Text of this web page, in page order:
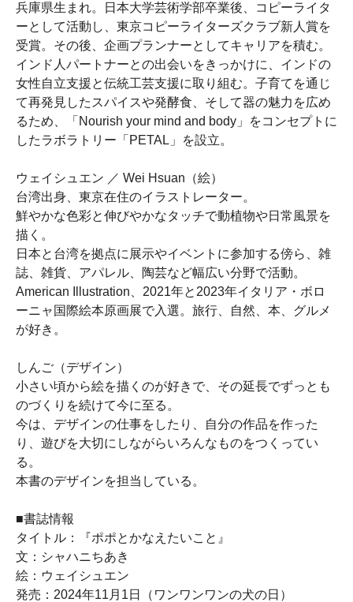
兵庫県生まれ。日本大学芸術学部卒業後、コピーライタ
ーとして活動し、東京コピーライターズクラブ新人賞を
受賞。その後、企画プランナーとしてキャリアを積む。
インド人パートナーとの出会いをきっかけに、インドの
女性自立支援と伝統工芸支援に取り組む。子育てを通じ
て再発見したスパイスや発酵食、そして器の魅力を広め
るため、「Nourish your mind and body」をコンセプトに
したラボラトリー「PETAL」を設立。
ウェイシュエン ／ Wei Hsuan（絵）
台湾出身、東京在住のイラストレーター。
鮮やかな色彩と伸びやかなタッチで動植物や日常風景を
描く。
日本と台湾を拠点に展示やイベントに参加する傍ら、雑
誌、雑貨、アパレル、陶芸など幅広い分野で活動。
American Illustration、2021年と2023年イタリア・ボロ
ーニャ国際絵本原画展で入選。旅行、自然、本、グルメ
が好き。
しんご（デザイン）
小さい頃から絵を描くのが好きで、その延長でずっとも
のづくりを続けて今に至る。
今は、デザインの仕事をしたり、自分の作品を作った
り、遊びを大切にしながらいろんなものをつくってい
る。
本書のデザインを担当している。
■書誌情報
タイトル：『ポポとかなえたいこと』
文：シャハニちあき
絵：ウェイシュエン
発売：2024年11月1日（ワンワンワンの犬の日）